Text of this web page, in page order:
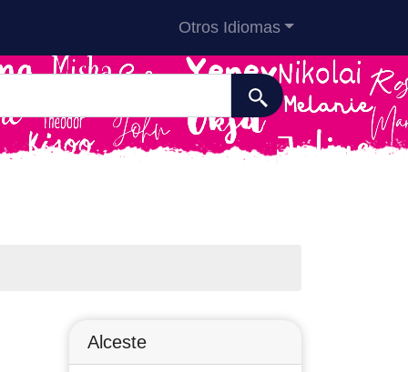
Otros Idiomas
Alceste